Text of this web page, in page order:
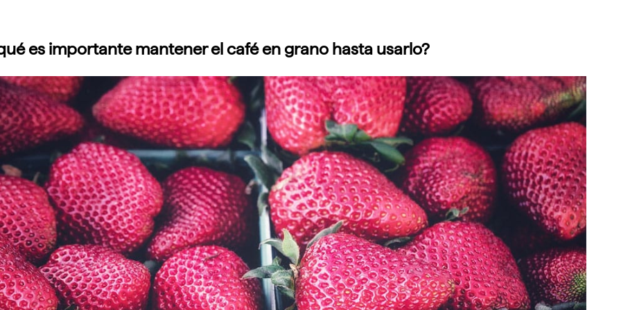
es importante mantener el café en grano hasta usarlo?